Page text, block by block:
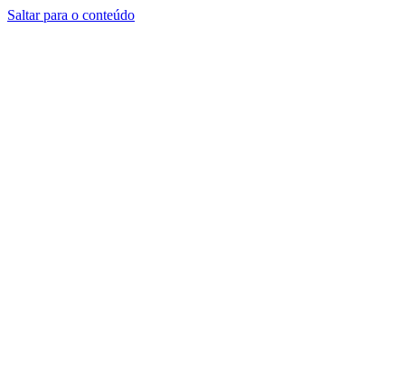
Saltar para o conteúdo